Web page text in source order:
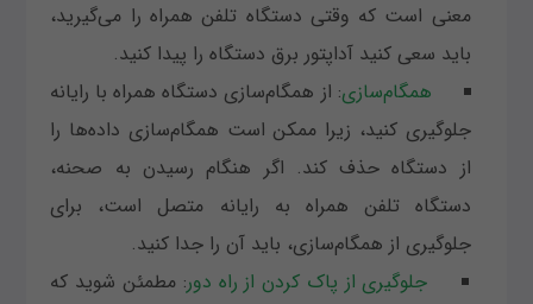
معنی است که وقتی دستگاه تلفن همراه را می‌گیرید،
باید سعی کنید آداپتور برق دستگاه را پیدا کنید.
همگام‌سازی: از همگام‌سازی دستگاه همراه با رایانه
جلوگیری کنید، زیرا ممکن است همگام‌سازی داده‌ها را
از دستگاه حذف کند. اگر هنگام رسیدن به صحنه،
دستگاه تلفن همراه به رایانه متصل است، برای
جلوگیری از همگام‌سازی، باید آن را جدا کنید.
جلوگیری از پاک کردن از راه دور: مطمئن شوید که